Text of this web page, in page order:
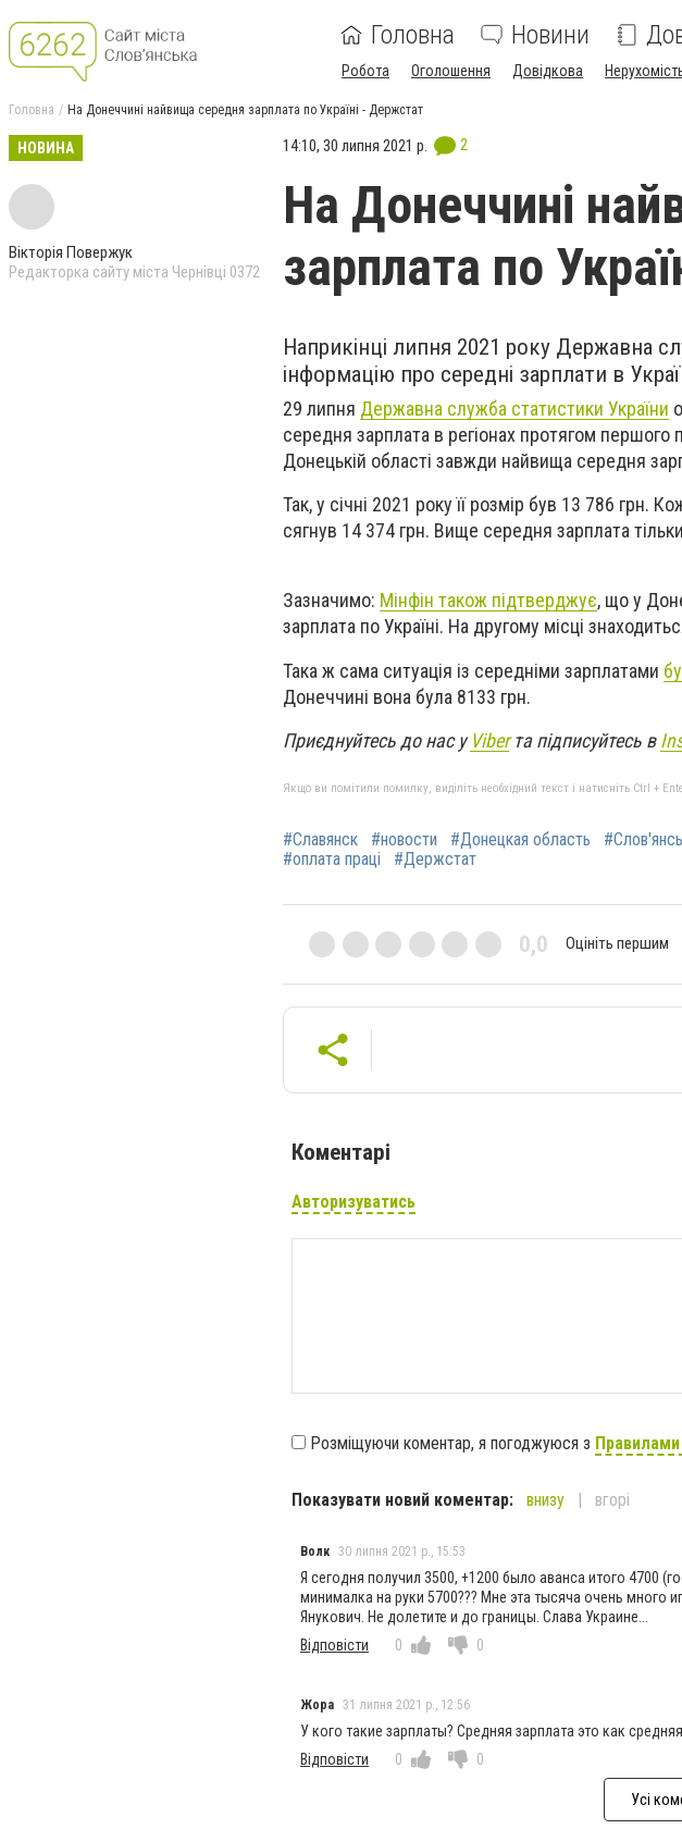
Головна Новини
Робота Оголошення Довідкова
Головна На Донеччині найвища середня зарплата по Україні - Держстат
НОВИНА
Вікторія Повержук
Редакторка сайту міста Чернівці 0372
14:10, 30 липня 2021 р. 2
На Донеччині
зарплата по
Наприкінці липня 2021 року Державна
інформацію про середні зарплати в
29 липня Державна служба статистики України
середня зарплата в регіонах протягом першого
Донецькій області завжди найвища середня
Так, у січні 2021 року її розмір був 13 786 грн.
сягнув 14 374 грн. Вище середня зарплата
Зазначимо: Мінфін також підтверджує, що у
зарплата по Україні. На другому місці
Така ж сама ситуація із середніми зарплатами
Донеччині вона була 8133 грн.
Приєднуйтесь до нас уViberта підписуйтесь в
Якщо ви помітили помилку, виділіть необхідний текст і натисніть Ctrl +
#Славянск #новости #Донецкая область
#оплата праці
#Держстат
0,0 Оцініть першим
Коментарі
Авторизуватись
Розміщуючи коментар, я погоджуюся з Правилами
Показувати новий коментар: внизу вгорі
Волк 30 липня 2021 р., 15:53
Я сегодня получил 3500, +1200 было аванса итого 4700
минималка на руки 5700??? Мне эта тысяча очень много
Янукович. Не долетите и до границы. Слава Украине...
Відповісти
0 0
Жора 31 липня 2021 р., 12:56
У кого такие зарплаты? Средняя зарплата это как
Відповісти
0 0
Усі